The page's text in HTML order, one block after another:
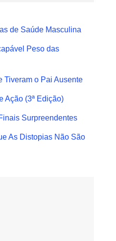
de Saúde Masculina
Peso das
Tiveram o Pai Ausente
Ação (3ª Edição)
Surpreendentes
As Distopias Não São